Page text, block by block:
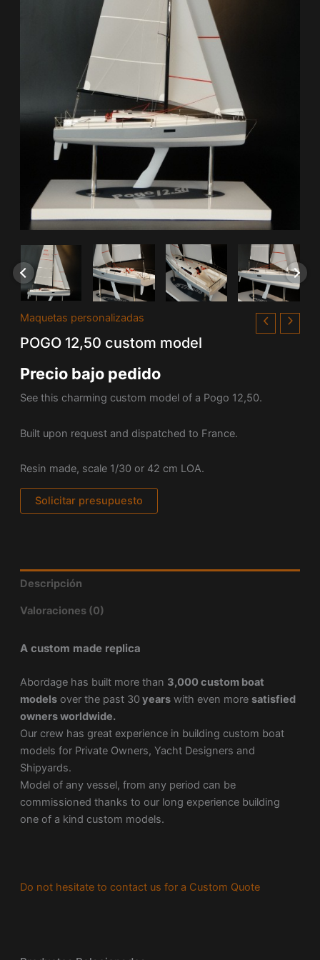
Maquetas personalizadas
POGO 12,50 custom model
Precio bajo pedido
See this charming custom model of a Pogo 12,50.
Built upon request and dispatched to France.
Resin made, scale 1/30 or 42 cm LOA.
Solicitar presupuesto
Descripción
Valoraciones (0)
A custom made replica
Abordage has built more than 3,000 custom boat
modelsover the past 30 yearswith even more satisfied
owners worldwide.
Our crew has great experience in building custom boat
models for Private Owners, Yacht Designers and
Shipyards.
Model of any vessel, from any period can be
commissioned thanks to our long experience building
one of a kind custom models.
Do not hesitate to contact us for a Custom Quote